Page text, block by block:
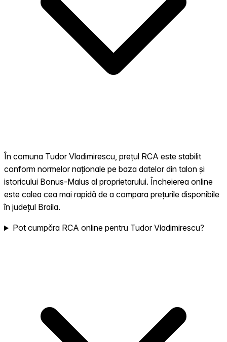
În comuna Tudor Vladimirescu, prețul RCA este stabilit
conform normelor naționale pe baza datelor din talon și
istoricului Bonus-Malus al proprietarului. Încheierea online
este calea cea mai rapidă de a compara prețurile disponibile
în județul Braila.
Pot cumpăra RCA online pentru Tudor Vladimirescu?